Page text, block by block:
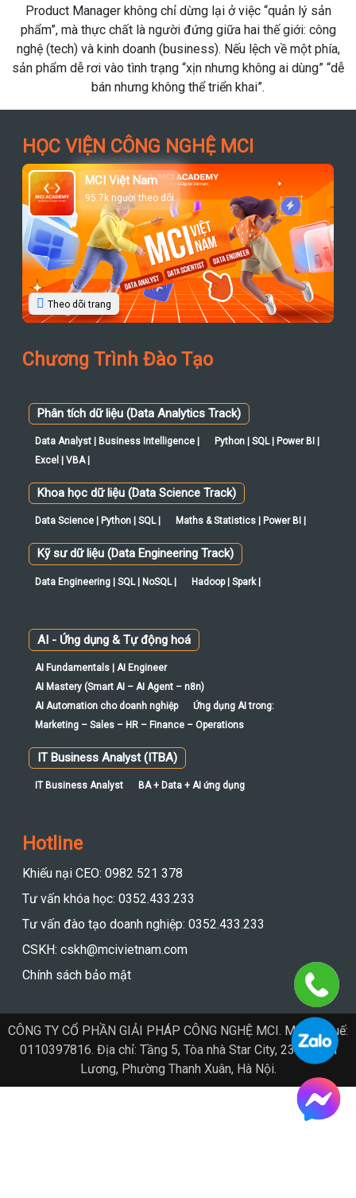
Manager không chỉ dừng lại ở việc “quản lý sản
thực chất là người đứng giữa hai thế giới: công
và kinh doanh (business). Nếu lệch về một phía,
rơi vào tình trạng “xịn nhưng không ai dùng” “dễ
bán nhưng không thể triển khai”.
còn đang
tiệc tân
23/02, một
HỌC VIỆN CÔNG NGHỆ MCI
MCI Việt Nam
95.7k người theo dõi
Theo dõi trang
Chương Trình Đào Tạo
Phân tích dữ liệu (Data Analytics Track)
Data Analyst | Business Intelligence |
Python | SQL | Power BI |
Excel | VBA |
Khoa học dữ liệu (Data Science Track)
Data Science | Python | SQL | Maths & Statistics | Power BI |
Kỹ sư dữ liệu (Data Engineering Track)
Data Engineering | SQL | NoSQL | Hadoop | Spark |
AI - Ứng dụng & Tự động hoá
AI Fundamentals | AI Engineer
AI Mastery (Smart AI – AI Agent – n8n)
AI Automation cho doanh nghiệp
Ứng dụng AI trong:
Marketing – Sales – HR – Finance – Operations
IT Business Analyst (ITBA)
IT Business Analyst BA + Data + AI ứng dụng
Hotline
Khiếu nại CEO: 0982 521 378
Tư vấn khóa học: 0352.433.233
Tư vấn đào tạo doanh nghiệp: 0352.433.233
CSKH: cskh@mcivietnam.com
Chính sách bảo mật
CÔNG TY CỔ PHẦN GIẢI PHÁP CÔNG NGHỆ MCI. Mã số thuế:
0110397816. Địa chỉ: Tầng 5, Tòa nhà Star City, 23 Lê Văn
Lương, Phường Thanh Xuân, Hà Nội.